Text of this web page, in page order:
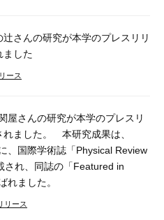
辻さんの研究が本学のプレスリリ
ました
ース
屋さんの研究が本学のプレスリ
れました。 本研究成果は、
、国際学術誌「Physical Review
され、同誌の「Featured in
れました。
リース